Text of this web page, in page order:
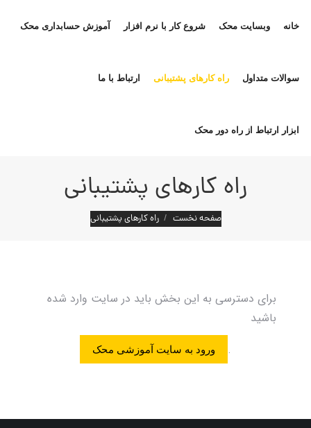
خانه وبسایت محک شروع کار با نرم افزار آموزش حسابداری محک
سوالات متداول راه کارهای پشتیبانی ارتباط با ما
ابزار ارتباط از راه دور محک
راه کارهای پشتیبانی
مکان شما:
صفحه نخست راه کارهای پشتیبانی
برای دسترسی به این بخش باید در سایت وارد شده
باشید
.
ورود به سایت آموزشی محک